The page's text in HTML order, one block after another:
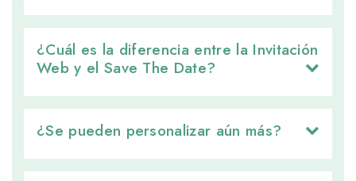
¿Cuál es la diferencia entre la Invitación
Web y el Save The Date?
¿Se pueden personalizar aún más?